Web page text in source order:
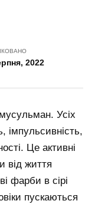
2022
Усіх
імпульсивність,
Це активні
від життя
фарби в сірі
пускаються